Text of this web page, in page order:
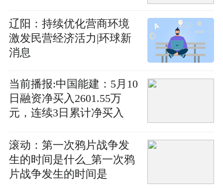
辽阳：持续优化营商环境
激发民营经济活力|环球新
消息
当前播报:中国能建：5月10
日融资净买入2601.55万
元，连续3日累计净买入
滚动：第一次鸦片战争发
生的时间是什么_第一次鸦
片战争发生的时间是